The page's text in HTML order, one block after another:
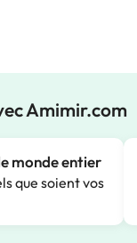
Amimir.com
monde entier
que soient vos